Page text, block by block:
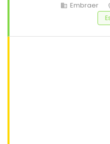
Embraer